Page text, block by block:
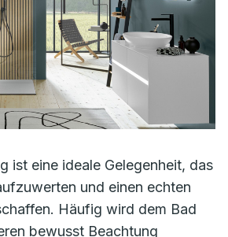
ist eine ideale Gelegenheit, das
und einen echten
Häufig wird dem Bad
bewusst Beachtung